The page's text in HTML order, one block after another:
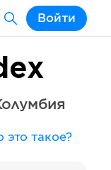
Войти
это такое?